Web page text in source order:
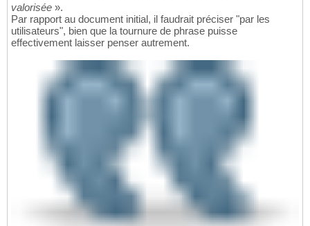
valorisée ».
Par rapport au document initial, il faudrait préciser "par les
utilisateurs", bien que la tournure de phrase puisse
effectivement laisser penser autrement.